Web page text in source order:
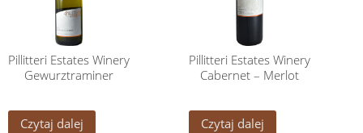
Pillitteri Estates Winery
Gewurztraminer
Czytaj dalej
Pillitteri Estates Winery
Cabernet – Merlot
Czytaj dalej